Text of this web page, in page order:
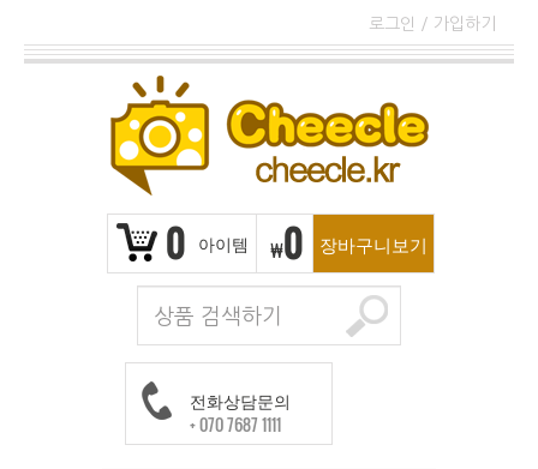
로그인 / 가입하기
0 아이템 ₩0 장바구니보기
전화상담문의
+ 070 7687 1111